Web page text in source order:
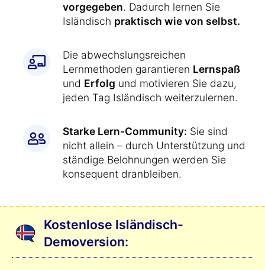
vorgegeben. Dadurch lernen Sie
Isländisch praktisch wie von selbst.
Die abwechslungsreichen
Lernmethoden garantieren Lernspaß
und Erfolg und motivieren Sie dazu,
jeden Tag Isländisch weiterzulernen.
Starke Lern-Community: Sie sind
nicht allein – durch Unterstützung und
ständige Belohnungen werden Sie
konsequent dranbleiben.
Kostenlose Isländisch-
Demoversion: